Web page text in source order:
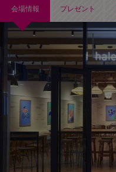
会場情報 プレゼント